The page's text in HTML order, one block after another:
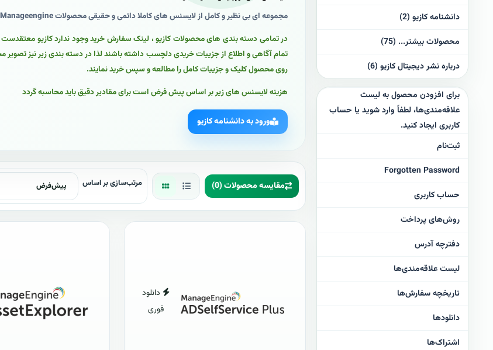
مجموعه ای بی نظیر و کامل از لایسنس های کاملا دائمی و حقیقی محصولات Manageengine با پشتیبانی شرکت
در تمامی دسته بندی های محصولات کازیو ، لینک سفارش خرید وجود ندارد کازیو معتقدست
تمام آگاهی و اطلاع از جزییات خریدی دلچسب داشته باشند لذا در دسته بندی زیر نیز
روی محصول کلیک و جزییات کامل را مطالعه و سپس خرید نمایند.
هزینه لایسنس های زیر بر اساس پیش فرض است برای مقادیر دقیق باید محاسبه گردد
ورود به دانشنامه کازیو
مقایسه محصولات (0) مرتب‌سازی بر اساس
دانلود
فوری
دانشنامه کازیو (2)
محصولات بیشتر... (75)
درباره نشر دیجیتال کازیو (6)
برای افزودن محصول به لیست
علاقه‌مندی‌ها، لطفاً وارد شوید یا حساب
کاربری ایجاد کنید.
ثبت‌نام
Forgotten Password
حساب کاربری
روش‌های پرداخت
دفترچه آدرس
لیست علاقه‌مندی‌ها
تاریخچه سفارش‌ها
دانلودها
اشتراک‌ها